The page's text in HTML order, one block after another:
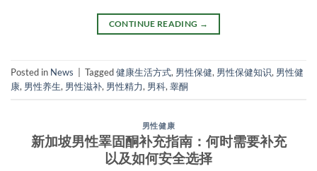
CONTINUE READING →
Posted in News Tagged健康生活方式, 男性保健, 男性保健知识, 男性健
康, 男性养生, 男性滋补, 男性精力, 男科, 睾酮
男性健康
新加坡男性睪固酮补充指南：何时需要补充
以及如何安全选择